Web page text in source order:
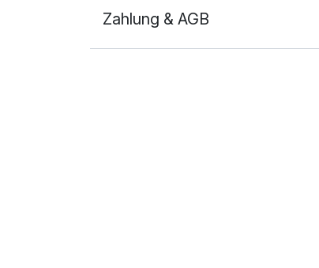
Zahlung & AGB